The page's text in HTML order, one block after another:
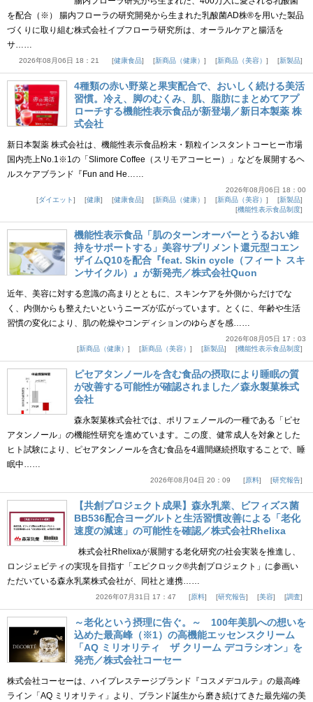
を配合（※） 腸内フローラの研究開発から生まれた乳酸菌AD株®を用いた製品
づくりに取り組む株式会社イブフローラ研究所は、オーラルケアと腸活を
サ……
2026年08月06日 18：21 健康食品 新商品（健康） 新商品（美容） 新製品
4種類の赤い野菜と果実配合で、おいしく続ける美活
習慣。冷え、脚のむくみ、肌、脂肪にまとめてアプ
ローチする機能性表示食品が新登場／新日本製薬 株
式会社
新日本製薬 株式会社は、機能性表示食品粉末・顆粒インスタントコーヒー市場
国内売上No.1※1の「Slimore Coffee（スリモアコーヒー）」などを展開するヘ
ルスケアブランド『Fun and He……
2026年08月06日 18：00
ダイエット
健康 健康食品 新商品（健康） 新商品（美容）
新製品
機能性表示食品制度
機能性表示食品「肌のターンオーバーとうるおい維
持をサポートする」美容サプリメント還元型コエン
ザイムQ10を配合『feat. Skin cycle（フィート スキ
ンサイクル）』が新発売／株式会社Quon
近年、美容に対する意識の高まりとともに、スキンケアを外側からだけでな
く、内側からも整えたいというニーズが広がっています。とくに、年齢や生活
習慣の変化により、肌の乾燥やコンディションのゆらぎを感……
2026年08月05日 17：03
新商品（健康）
新商品（美容） 新製品 機能性表示食品制度
ピセアタンノールを含む食品の摂取により睡眠の質
が改善する可能性が確認されました／森永製菓株式
会社
森永製菓株式会社では、ポリフェノールの一種である「ピセ
アタンノール」の機能性研究を進めています。この度、健常成人を対象とした
ヒト試験により、ピセアタンノールを含む食品を4週間継続摂取することで、睡
眠中……
2026年08月04日 20：09 原料 研究報告
【共創プロジェクト成果】森永乳業、ビフィズス菌
BB536配合ヨーグルトと生活習慣改善による「老化
速度の減速」の可能性を確認／株式会社Rhelixa
株式会社Rhelixaが展開する老化研究の社会実装を推進し、
ロンジェビティの実現を目指す「エピクロック®共創プロジェクト」に参画い
ただいている森永乳業株式会社が、同社と連携……
2026年07月31日 17：47 原料 研究報告 美容 調査
～老化という摂理に告ぐ。～ 100年美肌への想いを
込めた最高峰（※1）の高機能エッセンスクリーム
「AQ ミリオリティ ザ クリーム デコラシオン」を
発売／株式会社コーセー
株式会社コーセーは、ハイプレステージブランド『コスメデコルテ』の最高峰
ライン「AQ ミリオリティ」より、ブランド誕生から磨き続けてきた最先端の美